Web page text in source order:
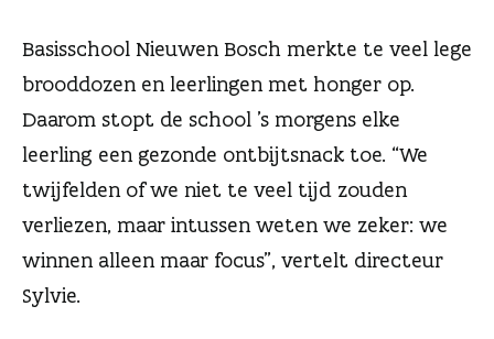
Basisschool Nieuwen Bosch merkte te veel lege
brooddozen en leerlingen met honger op.
Daarom stopt de school ’s morgens elke
leerling een gezonde ontbijtsnack toe. “We
twijfelden of we niet te veel tijd zouden
verliezen, maar intussen weten we zeker: we
winnen alleen maar focus”, vertelt directeur
Sylvie.